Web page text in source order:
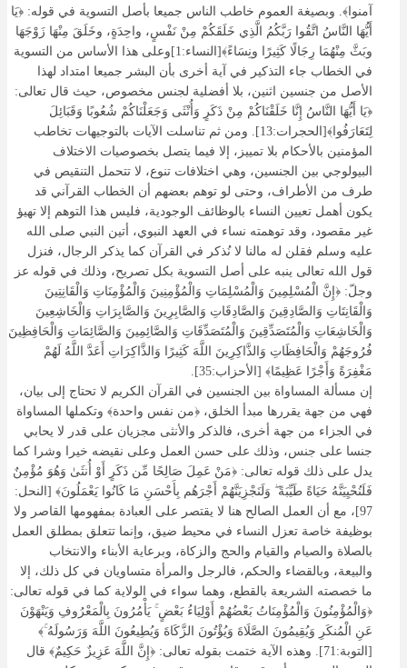
آمنوا﴾. وبصيغة العموم خاطب الناس جميعا بأصل التسوية في قوله: ﴿يَا
أَيُّهَا النَّاسُ اتَّقُوا رَبَّكُمُ الَّذِي خَلَقَكُمْ مِنْ نَفْسٍ، واحِدَةٍ، وخَلَقَ مِنْهَا زَوْجَهَا
وبَثَّ مِنْهُمَا رِجَالًا كَثِيرًا ونِسَاءً﴾[النساء:1]وعلى هذا الأساس من التسوية
في الخطاب جاء التذكير في آية أخرى بأن البشر جميعا امتداد لهذا
الأصل من جنسين اثنين، بلا أفضلية لجنس مخصوص، حيث قال تعالى:
﴿يَا أَيُّهَا النَّاسُ إِنَّا خَلَقْنَاكُمْ مِنْ ذَكَرٍ وَأُنْثَى وَجَعَلْنَاكُمْ شُعُوبًا وَقَبَائِلَ
لِتَعَارَفُوا﴾[الحجرات:13]. ومن ثم تناسلت الآيات بالتوجيهات تخاطب
المؤمنين بالأحكام بلا تمييز، إلا فيما يتصل بخصوصيات الاختلاف
البيولوجي بين الجنسين، وهي اختلافات تنوع، لا تتحمل التنقيص في
طرف من الأطراف، وحتى لو توهم بعضهم أن الخطاب القرآني قد
يكون أهمل تعيين النساء بالوظائف الوجودية، فليس هذا التوهم إلا تهيؤ
غير مقصود، وقد توهمته نساء في العهد النبوي، أتين النبي صلى الله
عليه وسلم فقلن له مالنا لا نُذكر في القرآن كما يذكر الرجال، فنزل
قول الله تعالى ينبه على أصل التسوية بكل تصريح، وذلك في قوله عز
وجلّ: ﴿إِنَّ الْمُسْلِمِينَ وَالْمُسْلِمَاتِ وَالْمُؤْمِنِينَ وَالْمُؤْمِنَاتِ وَالْقَانِتِينَ
وَالْقَانِتَاتِ وَالصَّادِقِينَ وَالصَّادِقَاتِ وَالصَّابِرِينَ وَالصَّابِرَاتِ وَالْخَاشِعِينَ
وَالْخَاشِعَاتِ وَالْمُتَصَدِّقِينَ وَالْمُتَصَدِّقَاتِ وَالصَّائِمِينَ وَالصَّائِمَاتِ وَالْحَافِظِينَ
فُرُوجَهُمْ وَالْحَافِظَاتِ وَالذَّاكِرِينَ اللَّهَ كَثِيرًا وَالذَّاكِرَاتِ أَعَدَّ اللَّهُ لَهُمْ
مَغْفِرَةً وَأَجْرًا عَظِيمًا﴾ [الأحزاب:35].
إن مسألة المساواة بين الجنسين في القرآن الكريم لا تحتاج إلى بيان،
فهي من جهة يقررها مبدأ الخلق، ﴿من نفس واحدة﴾ وتكملها المساواة
في الجزاء من جهة أخرى، فالذكر والأنثى مجزيان على قدر لا يحابي
جنسا على جنس، وذلك على حسن العمل وعلى نقيضه خيرا وشرا كما
يدل على ذلك قوله تعالى: ﴿مَنْ عَمِلَ صَالِحًا مِّن ذَكَرٍ أَوْ أُنثَىٰ وَهُوَ مُؤْمِنٌ
فَلَنُحْيِيَنَّهُ حَيَاةً طَيِّبَةً ۖ وَلَنَجْزِيَنَّهُمْ أَجْرَهُم بِأَحْسَنِ مَا كَانُوا يَعْمَلُونَ﴾ [النحل:
97]، مع أن العمل الصالح هنا لا يقتصر على العبادة بمفهومها القاصر ولا
بوظيفة خاصة تعزل النساء في محيط ضيق، وإنما تتعلق بمطلق العمل
بالصلاة والصيام والقيام والحج والزكاة، وبرعاية الأبناء والانتخاب
والبيعة، وبالقضاء والحكم، فالرجل والمرأة متساويان في كل ذلك، إلا
ما خصصته الشريعة بالقطع، وهما سواء في الولاية كما في قوله تعالى:
﴿وَالْمُؤْمِنُونَ وَالْمُؤْمِنَاتُ بَعْضُهُمْ أَوْلِيَاءُ بَعْضٍ ۚ يَأْمُرُونَ بِالْمَعْرُوفِ وَيَنْهَوْنَ
عَنِ الْمُنكَرِ وَيُقِيمُونَ الصَّلَاةَ وَيُؤْتُونَ الزَّكَاةَ وَيُطِيعُونَ اللَّهَ وَرَسُولَهُ ۚ﴾
[التوبة:71]. وهذه الآية ختمت بقوله تعالى: ﴿إِنَّ اللَّهَ عَزِيزٌ حَكِيمٌ﴾ قال